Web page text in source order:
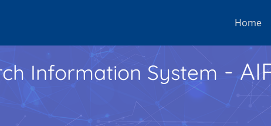
Home
Information System -